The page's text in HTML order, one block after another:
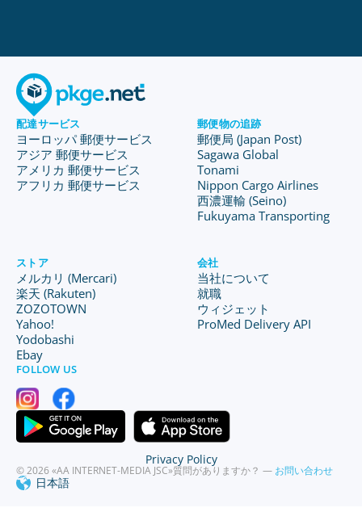
配達サービス
ヨーロッパ 郵便サービス
アジア 郵便サービス
アメリカ 郵便サービス
アフリカ 郵便サービス
郵便物の追跡
郵便局 (Japan Post)
Sagawa Global
Tonami
Nippon Cargo Airlines
西濃運輸 (Seino)
Fukuyama Transporting
ストア
メルカリ (Mercari)
楽天 (Rakuten)
ZOZOTOWN
Yahoo!
Yodobashi
Ebay
会社
当社について
就職
ウィジェット
ProMed Delivery API
FOLLOW US
© 2026 «AA INTERNET-MEDIA JSC»質問がありますか？ — お問い合わせ
日本語
Privacy Policy